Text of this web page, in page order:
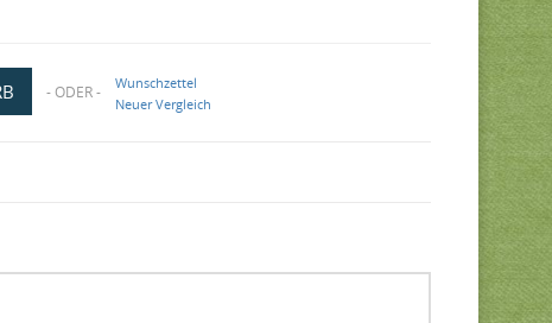
- ODER -
Wunschzettel
Neuer Vergleich